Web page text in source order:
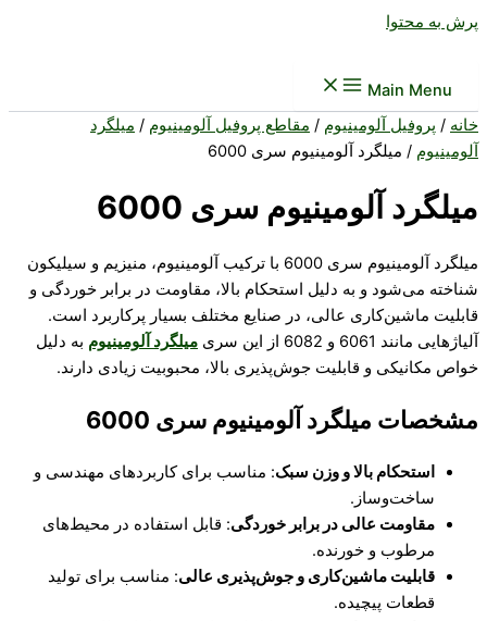
پرش به محتوا
Main Menu
خانه / پروفیل آلومینیوم / مقاطع پروفیل آلومینیوم / میلگرد
آلومینیوم / میلگرد آلومینیوم سری 6000
میلگرد آلومینیوم سری 6000
میلگرد آلومینیوم سری 6000 با ترکیب آلومینیوم، منیزیم و سیلیکون
شناخته می‌شود و به دلیل استحکام بالا، مقاومت در برابر خوردگی و
قابلیت ماشین‌کاری عالی، در صنایع مختلف بسیار پرکاربرد است.
آلیاژهایی مانند 6061 و 6082 از این سری
میلگرد آلومینیوم به دلیل
خواص مکانیکی و قابلیت جوش‌پذیری بالا، محبوبیت زیادی دارند.
مشخصات میلگرد آلومینیوم سری 6000
استحکام بالا و وزن سبک: مناسب برای کاربردهای مهندسی و
ساخت‌وساز.
مقاومت عالی در برابر خوردگی: قابل استفاده در محیط‌های
مرطوب و خورنده.
قابلیت ماشین‌کاری و جوش‌پذیری عالی: مناسب برای تولید
قطعات پیچیده.